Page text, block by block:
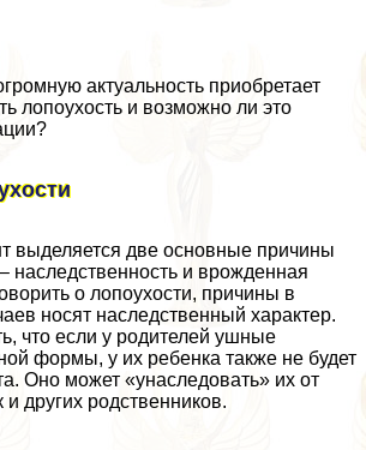
актуальность приобретает
лопоухость и возможно ли это
выделяется две основные причины
наследственность и врожденная
о лопоухости, причины в
носят наследственный хаpaктер.
что если у родителей ушные
формы, у их ребенка также не будет
Оно может «унаследовать» их от
других родственников.